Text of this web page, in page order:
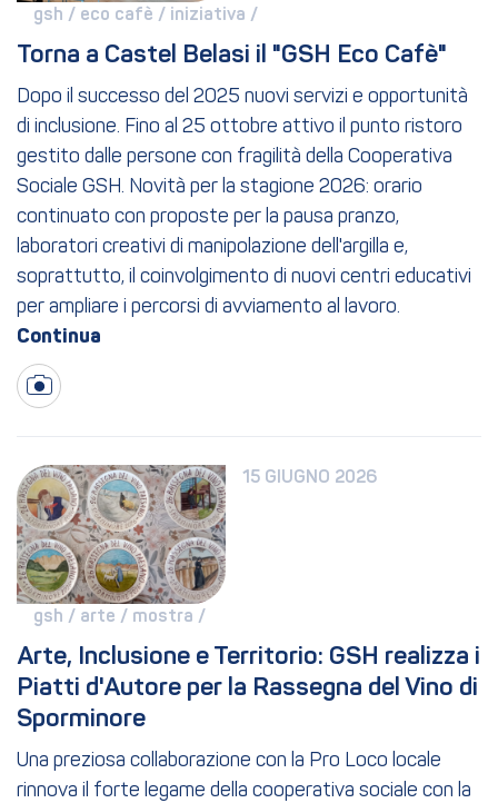
gsh / eco cafè / iniziativa /
Torna a Castel Belasi il "GSH Eco Cafè"
Dopo il successo del 2025 nuovi servizi e opportunità
di inclusione. Fino al 25 ottobre attivo il punto ristoro
gestito dalle persone con fragilità della Cooperativa
Sociale GSH. Novità per la stagione 2026: orario
continuato con proposte per la pausa pranzo,
laboratori creativi di manipolazione dell'argilla e,
soprattutto, il coinvolgimento di nuovi centri educativi
per ampliare i percorsi di avviamento al lavoro.
15 GIUGNO 2026
gsh / arte / mostra /
Arte, Inclusione e Territorio: GSH realizza i
Piatti d'Autore per la Rassegna del Vino di
Sporminore
Una preziosa collaborazione con la Pro Loco locale
rinnova il forte legame della cooperativa sociale con la